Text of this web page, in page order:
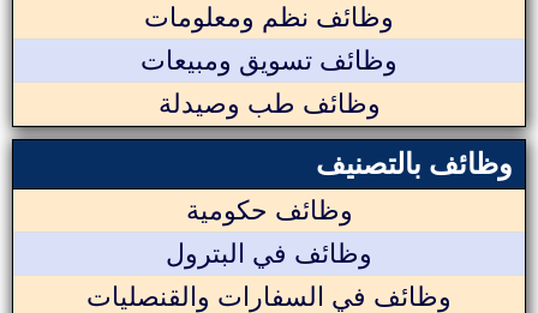
وظائف نظم ومعلومات
وظائف تسويق ومبيعات
وظائف طب وصيدلة
وظائف بالتصنيف
وظائف حكومية
وظائف في البترول
وظائف في السفارات والقنصليات